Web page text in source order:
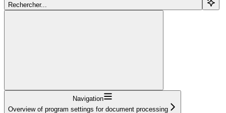
Rechercher...
Navigation
Overview of program settings for document processing